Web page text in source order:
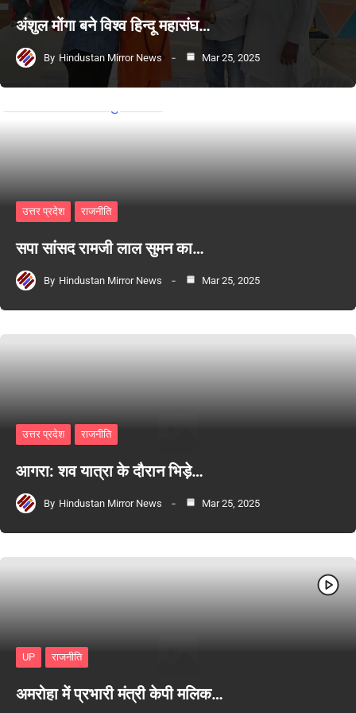
अंशुल मोंगा बने विश्व हिन्दू महासंघ…
By Hindustan Mirror News Mar 25, 2025
उत्तर प्रदेश राजनीति
सपा सांसद रामजी लाल सुमन का…
By Hindustan Mirror News Mar 25, 2025
उत्तर प्रदेश राजनीति
आगरा: शव यात्रा के दौरान भिड़े…
By Hindustan Mirror News Mar 25, 2025
UP राजनीति
अमरोहा में प्रभारी मंत्री केपी मलिक…